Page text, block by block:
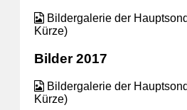
Bildergalerie der
Kürze)
Bilder 2017
Bildergalerie der
Kürze)